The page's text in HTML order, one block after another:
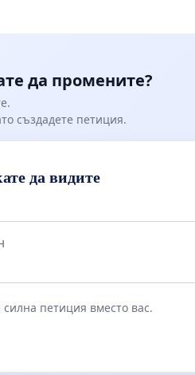
да промените?
създадете петиция.
да видите
петиция вместо вас.